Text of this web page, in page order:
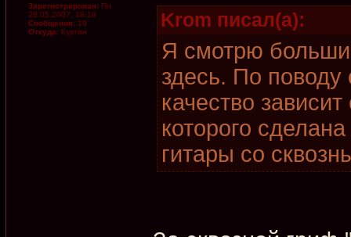
Зарегистрирован: Пн
28.05.2007, 18:19
Сообщения: 19
Откуда: Курган
Krom писал(а):
Я смотрю
здесь. По поводу
качество
которого
гитары со